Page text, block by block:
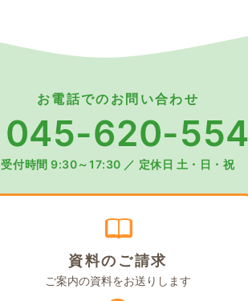
お電話でのお問い合わせ
045-620-
受付時間 9:30～17:30 ／ 定休日 土・日・祝
資料の ご請求
ご案内の資料をお送りします